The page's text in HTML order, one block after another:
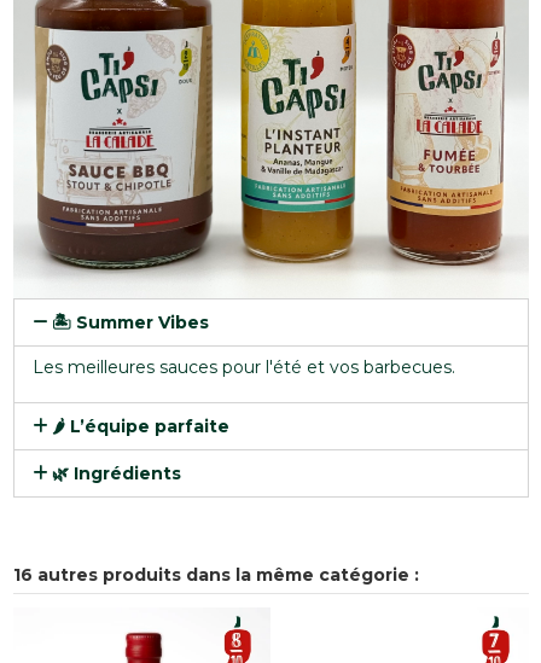
🏝️ Summer Vibes
Les meilleures sauces pour l'été et vos barbecues.
🌶 L’équipe parfaite
🌿 Ingrédients
16 autres produits dans la même catégorie :